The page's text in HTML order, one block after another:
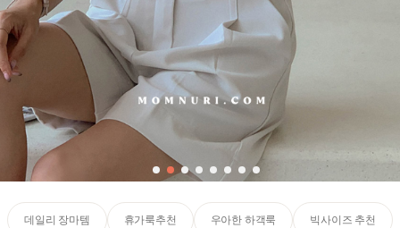
데일리 장마템 휴가룩추천 우아한 하객룩 빅사이즈 추천